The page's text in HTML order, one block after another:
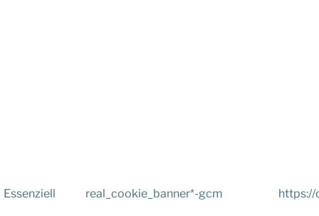
Essenziell real_cookie_banner*-gcm https://